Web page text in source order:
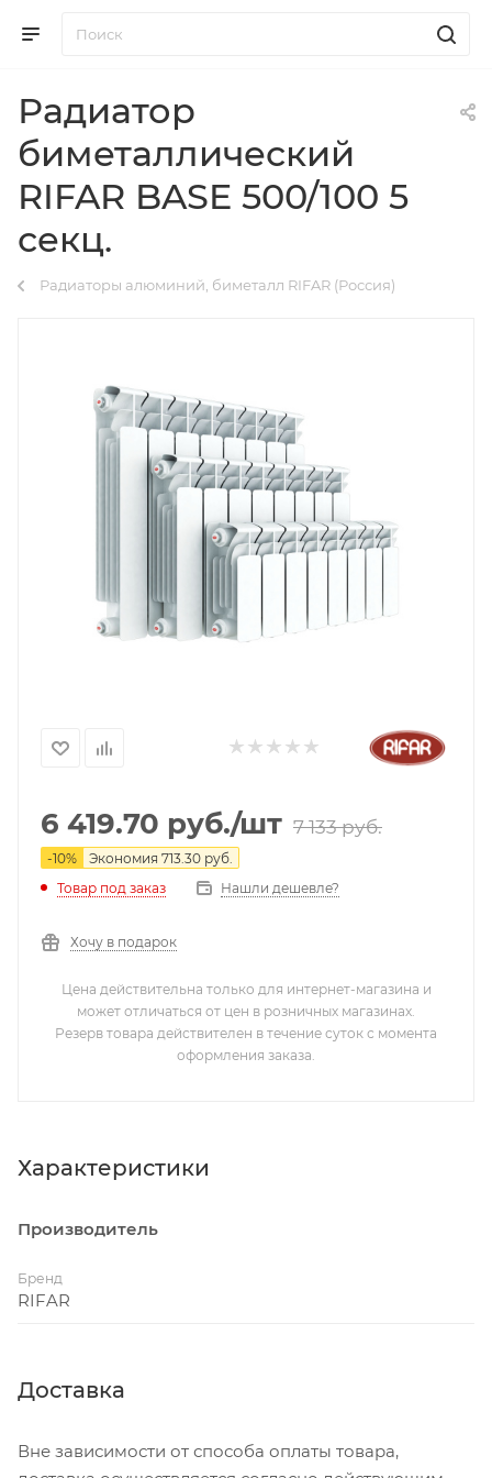
Радиатор
биметаллический
RIFAR BASE 500/100 5
секц.
Радиаторы алюминий, биметалл RIFAR (Россия)
6 419.70 руб./шт 7 133руб.
-10% Экономия 713.30 руб.
Товар под заказ
Нашли дешевле?
Хочу в подарок
Цена действительна только для интернет-магазина и
может отличаться от цен в розничных магазинах.
Резерв товара действителен в течение суток с момента
оформления заказа.
Характеристики
Производитель
Бренд
RIFAR
Доставка
Вне зависимости от способа оплаты товара,